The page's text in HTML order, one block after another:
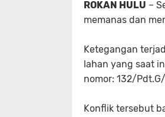
ROKAN HULU –
memanas dan
Ketegangan
lahan yang saat
nomor: 132/
Konflik tersebut